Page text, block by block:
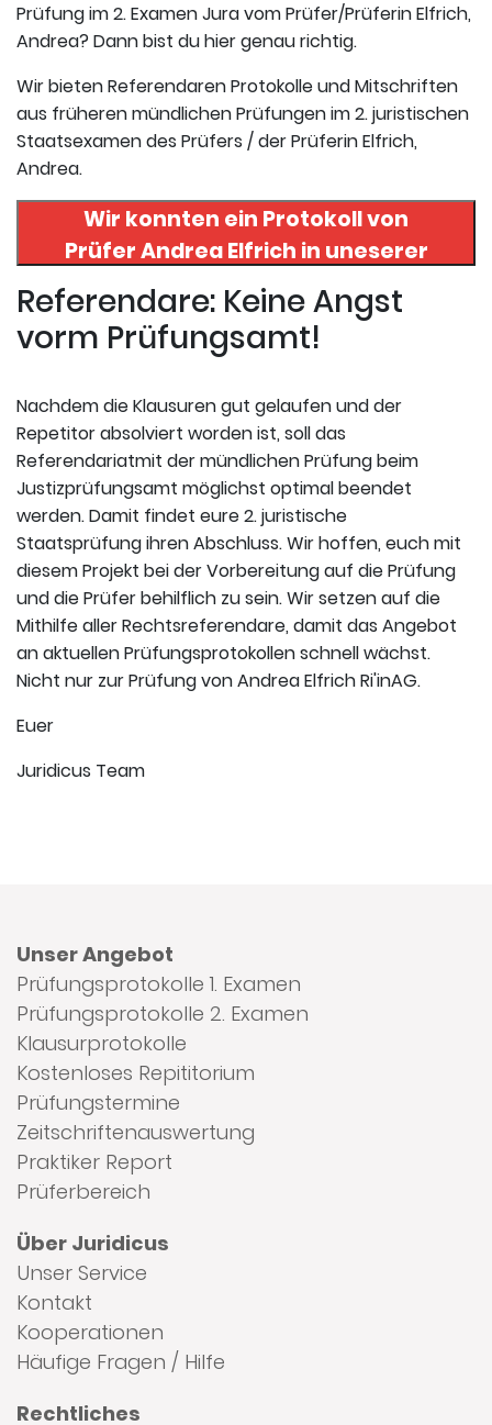
Prüfung im 2. Examen Jura vom Prüfer/Prüferin Elfrich,
Andrea? Dann bist du hier genau richtig.
Wir bieten Referendaren Protokolle und Mitschriften
aus früheren mündlichen Prüfungen im 2. juristischen
Staatsexamen des Prüfers / der Prüferin Elfrich,
Andrea.
Wir konnten ein Protokoll von
PrüferAndrea Elfrich in uneserer
Datenbank finden. Hier
registrieren und das Protokoll
abrufen.
Referendare: Keine Angst
vorm Prüfungsamt!
Nachdem die Klausuren gut gelaufen und der
Repetitor absolviert worden ist, soll das
Referendariatmit der mündlichen Prüfung beim
Justizprüfungsamt möglichst optimal beendet
werden. Damit findet eure 2. juristische
Staatsprüfung ihren Abschluss. Wir hoffen, euch mit
diesem Projekt bei der Vorbereitung auf die Prüfung
und die Prüfer behilflich zu sein. Wir setzen auf die
Mithilfe aller Rechtsreferendare, damit das Angebot
an aktuellen Prüfungsprotokollen schnell wächst.
Nicht nur zur Prüfung von Andrea Elfrich Ri'inAG.
Euer
Juridicus Team
Unser Angebot
Prüfungsprotokolle 1. Examen
Prüfungsprotokolle 2. Examen
Klausurprotokolle
Kostenloses Repititorium
Prüfungstermine
Zeitschriftenauswertung
Praktiker Report
Prüferbereich
Über Juridicus
Unser Service
Kontakt
Kooperationen
Häufige Fragen / Hilfe
Rechtliches